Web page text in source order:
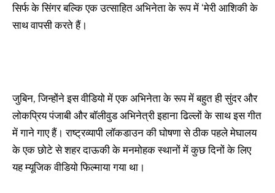
सिर्फ के सिंगर बल्कि एक उत्साहित अभिनेता के रूप में ‘मेरी आशिकी के
साथ वापसी करते हैं।
जुबिन, जिन्होंने इस वीडियो में एक अभिनेता के रूप में बहुत ही सुंदर और
लोकप्रिय पंजाबी और बॉलीवुड अभिनेत्री इहाना ढिल्लों के साथ इस गीत
में गाने गाए हैं। राष्ट्रव्यापी लॉकडाउन की घोषणा से ठीक पहले मेघालय
के एक छोटे से शहर दाऊकी के मनमोहक स्थानों में कुछ दिनों के लिए
यह म्यूजिक वीडियो फिल्माया गया था।